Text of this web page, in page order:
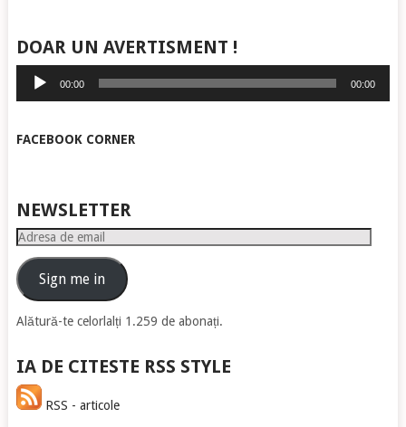
DOAR UN AVERTISMENT !
Player
audio
00:00 00:00
FACEBOOK CORNER
NEWSLETTER
Adresa
emailSign me in
Alătură-te celorlalți 1.259 de abonați.
IA DE CITESTE RSS STYLE
RSS - articole